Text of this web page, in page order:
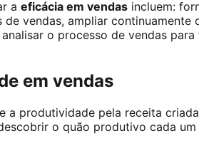
a eficácia em vendas incluem:
vendas, ampliar continuamente
o processo de vendas
em vendas
a produtividade pela receita
o quão produtivo cada